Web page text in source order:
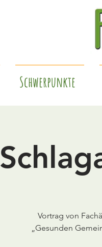
Schwerpunkte
Vortrag von
„Gesunden